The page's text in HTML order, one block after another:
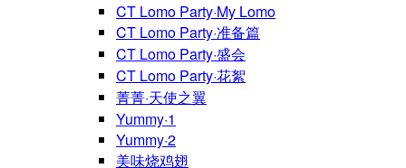
CT Lomo Party·My Lomo
CT Lomo Party·准备篇
CT Lomo Party·盛会
CT Lomo Party·花絮
菁菁·天使之翼
Yummy·1
Yummy·2
美味烧鸡翅